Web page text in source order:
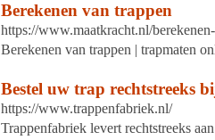
Berekenen van trappen
https://www.maatkracht.nl/
Berekenen van trappen | trapmaten
Bestel uw trap rechtstreeks
https://www.trappenfabriek.nl/
Trappenfabriek levert rechtstreeks